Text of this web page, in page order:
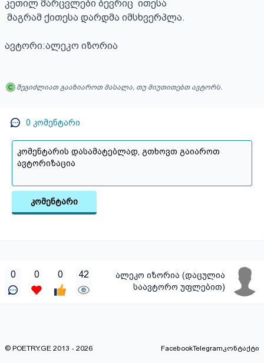
კეთილ მარცვლები ბევრიც  ითესა
ავტორი:ალეკო იზორია
შეგიძლიათ გააზიაროთ მასალა, თუ მიუთითებთ ავტორს.
0 კომენტარი
კომენტარი
0 0 0 42
ალეკო იზორია (დაცულია
საავტორო უფლებით)
© POETRY.GE 2013 - 2026 FacebookTelegramკონტაქტი